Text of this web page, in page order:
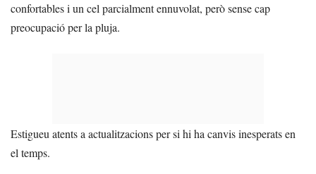
confortables i un cel parcialment ennuvolat, però sense cap
preocupació per la pluja.
Estigueu atents a actualitzacions per si hi ha canvis inesperats en
el temps.